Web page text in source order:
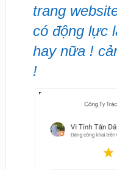
trang
có động lực
hay nữa !
!